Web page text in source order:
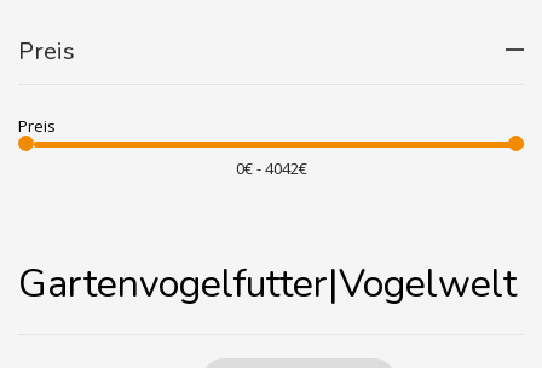
Preis
Preis
Gartenvogelfutter|Vogelwelt